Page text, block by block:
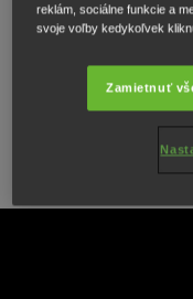
8 dní. 40
Roads" povedie
reklám, sociálne funkcie a
svoje voľby kedykoľvek
Zamietnuť